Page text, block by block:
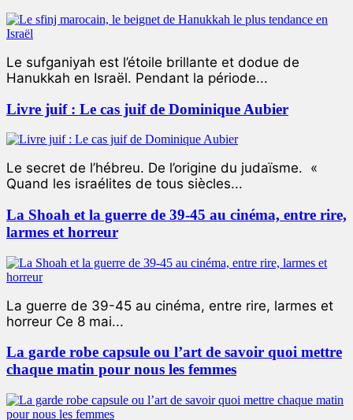
Le sufganiyah est l’étoile brillante et dodue de
Hanukkah en Israël. Pendant la période...
Livre juif : Le cas juif de Dominique Aubier
Le secret de l’hébreu. De l’origine du judaïsme. «
Quand les israélites de tous siècles...
La Shoah et la guerre de 39-45 au cinéma, entre rire,
larmes et horreur
La guerre de 39-45 au cinéma, entre rire, larmes et
horreur Ce 8 mai...
La garde robe capsule ou l’art de savoir quoi mettre
chaque matin pour nous les femmes